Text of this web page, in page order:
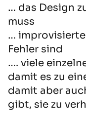
… das Design
muss
…
Fehler sind
…. viele
damit es zu
damit aber
gibt, sie zu